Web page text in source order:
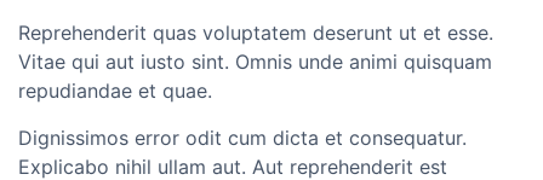
Reprehenderit quas voluptatem deserunt ut et esse.
Vitae qui aut iusto sint. Omnis unde animi quisquam
repudiandae et quae.
Dignissimos error odit cum dicta et consequatur.
Explicabo nihil ullam aut. Aut reprehenderit est